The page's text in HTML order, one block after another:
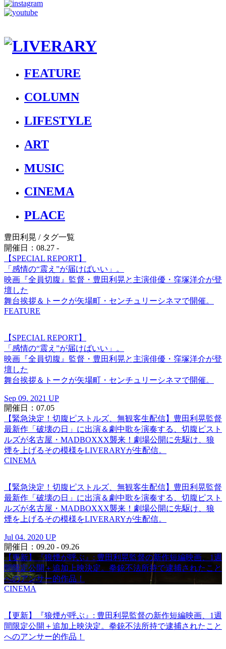
FEATURE
COLUMN
LIFESTYLE
ART
MUSIC
CINEMA
PLACE
豊田利晃 / タグ一覧
開催日：08.27 -
【SPECIAL REPORT】
「感情の“震え”が届けばいい」。
映画『全員切腹』監督・豊田利晃と主演俳優・窪塚洋介が登
壇した
舞台挨拶＆トークが矢場町・センチュリーシネマで開催。
FEATURE
【SPECIAL REPORT】
「感情の“震え”が届けばいい」。
映画『全員切腹』監督・豊田利晃と主演俳優・窪塚洋介が登
壇した
舞台挨拶＆トークが矢場町・センチュリーシネマで開催。
Sep 09. 2021 UP
開催日：07.05
【緊急決定！切腹ピストルズ、無観客生配信】豊田利晃監督
最新作「破壊の日」に出演＆劇中歌を演奏する、切腹ピスト
ルズが名古屋・MADBOXXX襲来！劇場公開に先駆け、狼
煙を上げるその模様をLIVERARYが生配信。
CINEMA
【緊急決定！切腹ピストルズ、無観客生配信】豊田利晃監督
最新作「破壊の日」に出演＆劇中歌を演奏する、切腹ピスト
ルズが名古屋・MADBOXXX襲来！劇場公開に先駆け、狼
煙を上げるその模様をLIVERARYが生配信。
Jul 04. 2020 UP
開催日：09.20 - 09.26
【更新】『狼煙が呼ぶ』: 豊田利晃監督の新作短編映画、1週
間限定公開＋追加上映決定。拳銃不法所持で逮捕されたこと
へのアンサー的作品！
CINEMA
【更新】『狼煙が呼ぶ』: 豊田利晃監督の新作短編映画、1週
間限定公開＋追加上映決定。拳銃不法所持で逮捕されたこと
へのアンサー的作品！